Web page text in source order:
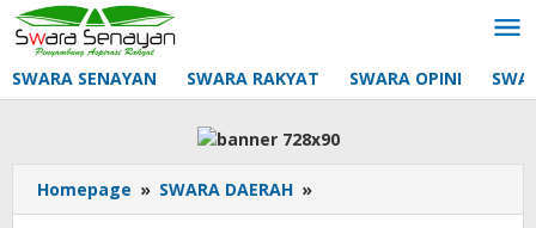
Lewati
ke
konten
SWARA SENAYAN SWARA RAKYAT SWARA OPINI
Homepage » SWARA DAERAH »
DPR